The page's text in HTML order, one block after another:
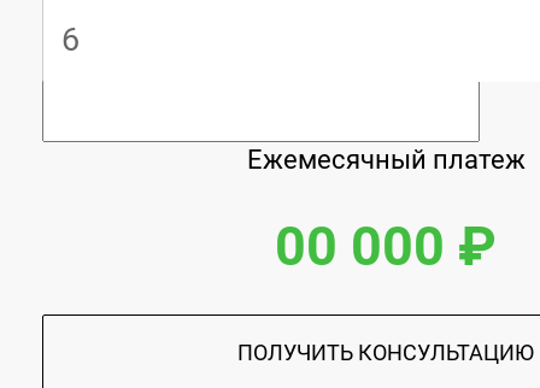
Ежемесячный платеж
00 000 ₽
ПОЛУЧИТЬ КОНСУЛЬТАЦИЮ